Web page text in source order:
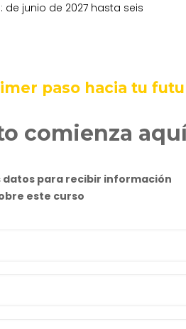
de junio de 2027 hasta seis
paso hacia tu
comienza
datos para recibir información
este curso